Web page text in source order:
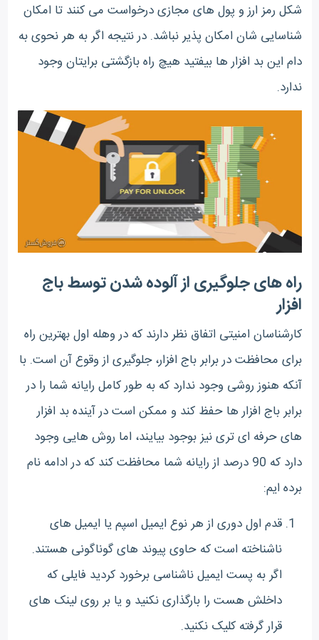
شکل رمز ارز و پول های مجازی درخواست می کنند تا امکان
شناسایی شان امکان پذیر نباشد. در نتیجه اگر به هر نحوی به
دام این بد افزار ها بیفتید هیچ راه بازگشتی برایتان وجود
ندارد.
راه های جلوگیری از آلوده شدن توسط باج
افزار
کارشناسان امنیتی اتفاق نظر دارند که در وهله اول بهترین راه
برای محافظت در برابر باج افزار، جلوگیری از وقوع آن است. با
آنکه هنوز روشی وجود ندارد که به طور کامل رایانه شما را در
برابر باج افزار ها حفظ کند و ممکن است در آینده بد افزار
های حرفه ای تری نیز بوجود بیایند، اما روش هایی وجود
دارد که 90 درصد از رایانه شما محافظت کند که در ادامه نام
برده ایم:
قدم اول دوری از هر نوع ایمیل اسپم یا ایمیل های
ناشناخته است که حاوی پیوند های گوناگونی هستند.
اگر به پست ایمیل ناشناسی برخورد کردید فایلی که
داخلش هست را بارگذاری نکنید و یا بر روی لینک های
قرار گرفته کلیک نکنید.